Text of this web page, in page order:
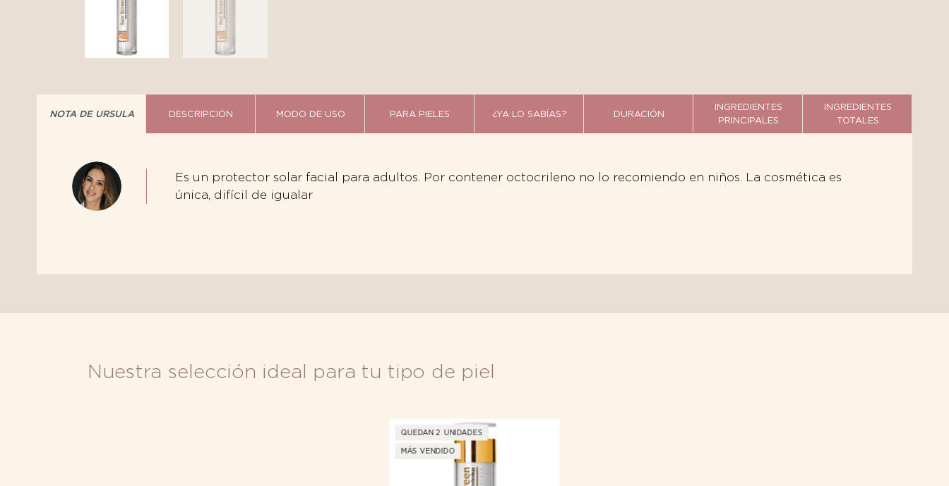
NOTA DE URSULA DESCRIPCIÓN MODO DE USO PARA PIELES ¿YA LO SABÍAS? DURACIÓN
INGREDIENTES
PRINCIPALES
INGREDIENTES
TOTALES
Es un protector solar facial para adultos. Por contener octocrileno no lo recomiendo en niños. La cosmética es
única, difícil de igualar
Nuestra selección ideal para tu tipo de piel
QUEDAN 2 UNIDADES
MÁS VENDIDO